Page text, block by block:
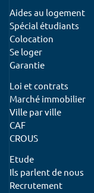
Aides au logement
Spécial étudiants
Colocation
Se loger
Garantie
Loi et contrats
Marché immobilier
Ville par ville
CAF
CROUS
Etude
Ils parlent de nous
Recrutement